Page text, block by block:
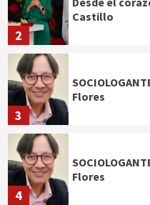
2
Castillo
3
Flores
4
Flores